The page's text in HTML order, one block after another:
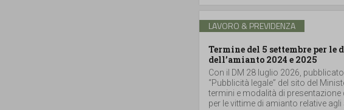
LAVORO & PREVIDENZA
Termine del 5 settembre per le
dell’amianto 2024 e 2025
Con il DM 28 luglio 2026,
“Pubblicità legale” del sito del
termini e modalità di
per le vittime di amianto relative